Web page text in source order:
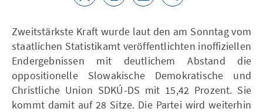
Zweitstärkste Kraft wurde laut den am Sonntag vom
staatlichen Statistikamt veröffentlichten inoffiziellen
Endergebnissen mit deutlichem Abstand die
oppositionelle Slowakische Demokratische und
Christliche Union SDKÚ-DS mit 15,42 Prozent. Sie
kommt damit auf 28 Sitze. Die Partei wird weiterhin